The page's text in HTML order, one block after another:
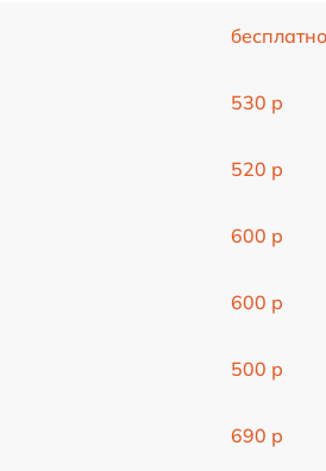
бесплатно
530 р
520 р
600 р
600 р
500 р
690 р